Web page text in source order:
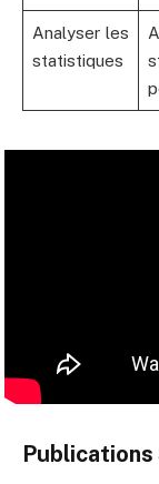
Analyser les
statistiques
Publications